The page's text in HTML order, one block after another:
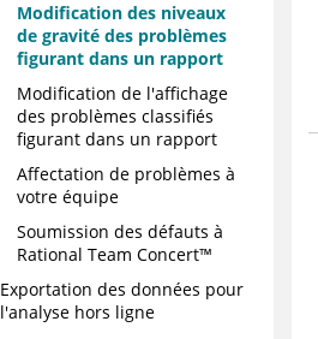
Modification des niveaux
de gravité des problèmes
figurant dans un rapport
Modification de l'affichage
des problèmes classifiés
figurant dans un rapport
Affectation de problèmes à
votre équipe
Soumission des défauts à
Rational Team Concert™
Exportation des données pour
l'analyse hors ligne